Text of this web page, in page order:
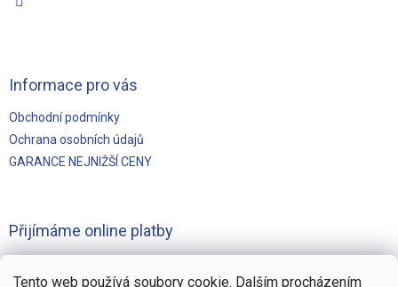
Tento web používá soubory cookie. Dalším procházením
Informace pro vás
Obchodní podmínky
Ochrana osobních údajů
GARANCE NEJNIŽŠÍ CENY
Přijímáme online platby